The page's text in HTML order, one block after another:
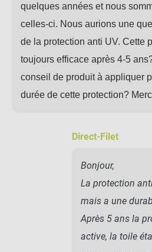
quelques années et nous
celles-ci. Nous aurions une
de la protection anti UV. Cette
toujours efficace après 4-5
conseil de produit à appliquer
durée de cette protection?
Direct-Filet
Bonjour,
La protection
mais a une
Après 5 ans la
active, la toile